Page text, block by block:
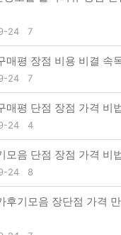
24 7
매평 장점 비용 비결 속
24 7
매평 단점 장점 가격 비
24 4
모음 단점 장점 가격 비
24 8
후기모음 장단점 가격